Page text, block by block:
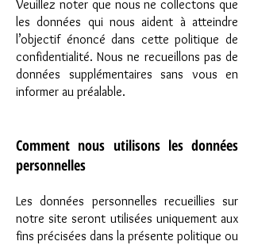
Veuillez noter que nous ne collectons que
les données qui nous aident à atteindre
l’objectif énoncé dans cette politique de
confidentialité. Nous ne recueillons pas de
données supplémentaires sans vous en
informer au préalable.
Comment nous utilisons les données
personnelles
Les données personnelles recueillies sur
notre site seront utilisées uniquement aux
fins précisées dans la présente politique ou